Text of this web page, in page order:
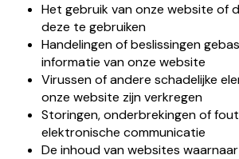
Het gebruik van onze website of
deze te gebruiken
Handelingen of beslissingen
informatie van onze website
Virussen of andere schadelijke
onze website zijn verkregen
Storingen, onderbrekingen of
elektronische communicatie
De inhoud van websites